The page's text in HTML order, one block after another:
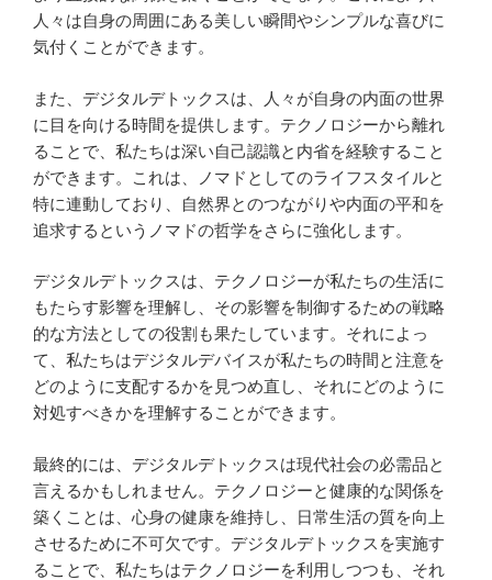
人々は自身の周囲にある美しい瞬間やシンプルな喜びに
気付くことができます。
また、デジタルデトックスは、人々が自身の内面の世界
に目を向ける時間を提供します。テクノロジーから離れ
ることで、私たちは深い自己認識と内省を経験すること
ができます。これは、ノマドとしてのライフスタイルと
特に連動しており、自然界とのつながりや内面の平和を
追求するというノマドの哲学をさらに強化します。
デジタルデトックスは、テクノロジーが私たちの生活に
もたらす影響を理解し、その影響を制御するための戦略
的な方法としての役割も果たしています。それによっ
て、私たちはデジタルデバイスが私たちの時間と注意を
どのように支配するかを見つめ直し、それにどのように
対処すべきかを理解することができます。
最終的には、デジタルデトックスは現代社会の必需品と
言えるかもしれません。テクノロジーと健康的な関係を
築くことは、心身の健康を維持し、日常生活の質を向上
させるために不可欠です。デジタルデトックスを実施す
ることで、私たちはテクノロジーを利用しつつも、それ